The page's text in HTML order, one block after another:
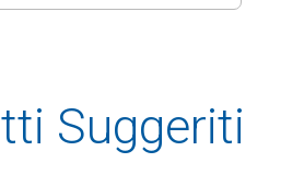
Suggeriti